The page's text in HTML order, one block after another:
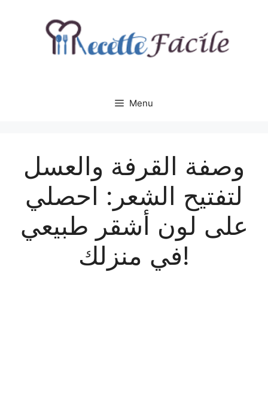
Menu
وصفة القرفة والعسل
لتفتيح الشعر: احصلي
على لون أشقر طبيعي
في منزلك!